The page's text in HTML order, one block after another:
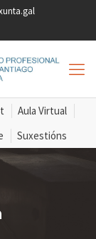
Aula Virtual
Suxestións